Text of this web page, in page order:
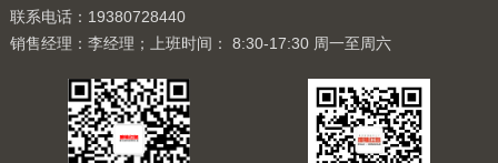
联系电话：19380728440
销售经理：李经理；上班时间： 8:30-17:30 周一至周六